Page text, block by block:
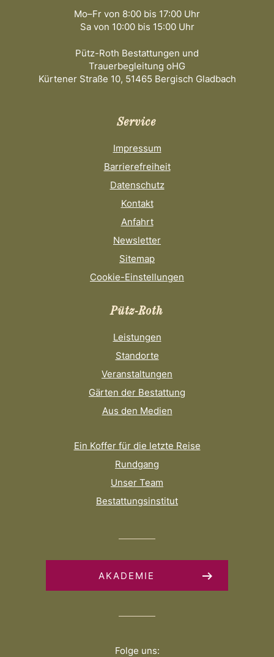
Mo–Fr von 8:00 bis 17:00 Uhr
Sa von 10:00 bis 15:00 Uhr
Pütz-Roth Bestattungen und
Trauerbegleitung oHG
Kürtener Straße 10, 51465 Bergisch Gladbach
Service
Impressum
Barrierefreiheit
Datenschutz
Kontakt
Anfahrt
Newsletter
Sitemap
Cookie-Einstellungen
Pütz-Roth
Leistungen
Standorte
Veranstaltungen
Gärten der Bestattung
Aus den Medien
Ein Koffer für die letzte Reise
Rundgang
Unser Team
Bestattungsinstitut
AKADEMIE
Folge uns: